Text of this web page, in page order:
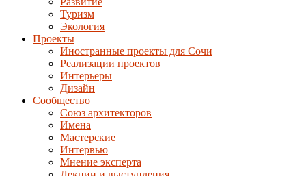
Туризм
Экология
Проекты
Иностранные проекты для Сочи
Реализации проектов
Интерьеры
Дизайн
Сообщество
Союз архитекторов
Имена
Мастерские
Интервью
Мнение эксперта